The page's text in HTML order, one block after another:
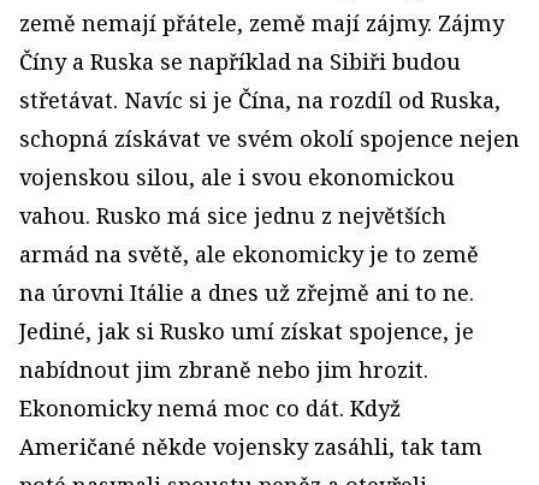
země nemají přátele, země mají zájmy. Zájmy
Číny a Ruska se například na Sibiři budou
střetávat. Navíc si je Čína, na rozdíl od Ruska,
schopná získávat ve svém okolí spojence nejen
vojenskou silou, ale i svou ekonomickou
vahou. Rusko má sice jednu z největších
armád na světě, ale ekonomicky je to země
na úrovni Itálie a dnes už zřejmě ani to ne.
Jediné, jak si Rusko umí získat spojence, je
nabídnout jim zbraně nebo jim hrozit.
Ekonomicky nemá moc co dát. Když
Američané někde vojensky zasáhli, tak tam